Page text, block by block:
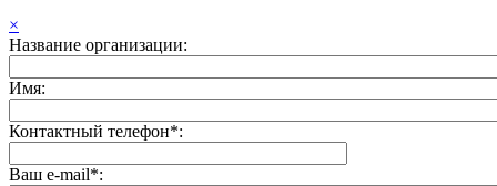
×
Название организации:
Имя:
Контактный телефон*:
Ваш e-mail*: